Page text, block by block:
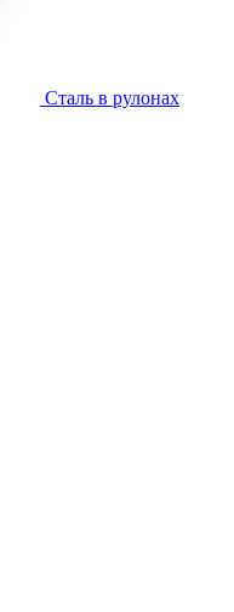
Сталь в рулонах